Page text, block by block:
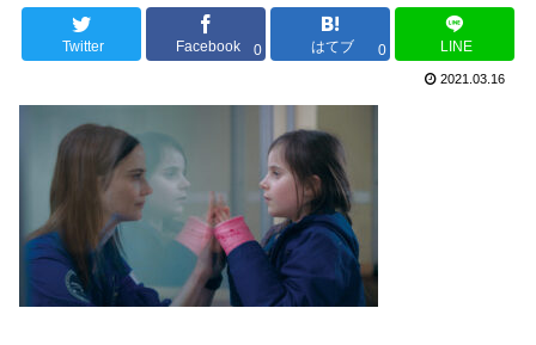
Twitter Facebook 0 はてブ 0 LINE
2021.03.16